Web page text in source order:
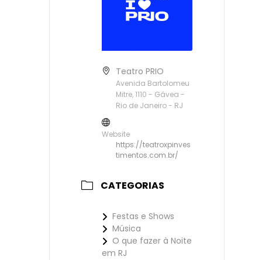
Teatro PRIO
Avenida Bartolomeu
Mitre, 1110 - Gávea -
Rio de Janeiro - RJ
Website
https://teatroxpinves
timentos.com.br/
CATEGORIAS
Festas e Shows
Música
O que fazer à Noite
em RJ